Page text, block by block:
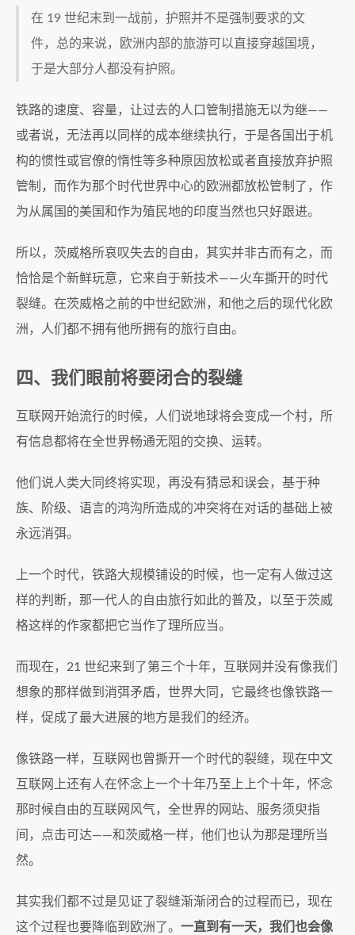
在 19 世纪末到一战前，护照并不是强制要求的文
件，总的来说，欧洲内部的旅游可以直接穿越国境，
于是大部分人都没有护照。
铁路的速度、容量，让过去的人口管制措施无以为继——
或者说，无法再以同样的成本继续执行，于是各国出于机
构的惯性或官僚的惰性等多种原因放松或者直接放弃护照
管制，而作为那个时代世界中心的欧洲都放松管制了，作
为从属国的美国和作为殖民地的印度当然也只好跟进。
所以，茨威格所哀叹失去的自由，其实并非古而有之，而
恰恰是个新鲜玩意，它来自于新技术——火车撕开的时代
裂缝。在茨威格之前的中世纪欧洲，和他之后的现代化欧
洲，人们都不拥有他所拥有的旅行自由。
四、我们眼前将要闭合的裂缝
互联网开始流行的时候，人们说地球将会变成一个村，所
有信息都将在全世界畅通无阻的交换、运转。
他们说人类大同终将实现，再没有猜忌和误会，基于种
族、阶级、语言的鸿沟所造成的冲突将在对话的基础上被
永远消弭。
上一个时代，铁路大规模铺设的时候，也一定有人做过这
样的判断，那一代人的自由旅行如此的普及，以至于茨威
格这样的作家都把它当作了理所应当。
而现在，21 世纪来到了第三个十年，互联网并没有像我们
想象的那样做到消弭矛盾，世界大同，它最终也像铁路一
样，促成了最大进展的地方是我们的经济。
像铁路一样，互联网也曾撕开一个时代的裂缝，现在中文
互联网上还有人在怀念上一个十年乃至上上个十年，怀念
那时候自由的互联网风气，全世界的网站、服务须臾指
间，点击可达——和茨威格一样，他们也认为那是理所当
然。
其实我们都不过是见证了裂缝渐渐闭合的过程而已，现在
这个过程也要降临到欧洲了。 一直到有一天，我们也会像